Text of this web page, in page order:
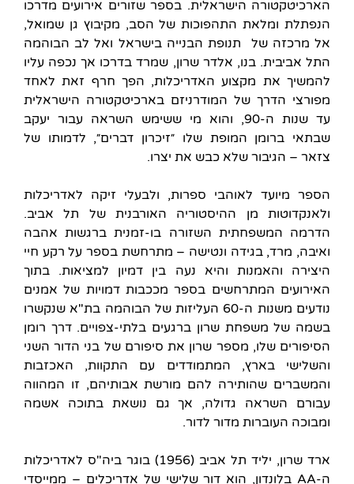
הארכיטקטורה הישראלית. בספר שזורים אירועים מדרכו
הנפתלת ומלאת התהפוכות של הסב, מקיבוץ גן שמואל,
אל מרכזה של תנופת הבנייה בישראל ואל לב הבוהמה
התל אביבית. בנו, אלדר שרון, שמרד בדרכו אך נכפה עליו
להמשיך את מקצוע האדריכלות, הפך חרף זאת לאחד
מפורצי הדרך של המודרניזם בארכיטקטורה הישראלית
עד שנות ה-90, והוא מי ששימש השראה עבור יעקב
שבתאי ברומן המופת שלו ״זיכרון דברים״, לדמותו של
צזאר – הגיבור שלא כבש את יצרו.
הספר מיועד לאוהבי ספרות, ולבעלי זיקה לאדריכלות
ולאנקדוטות מן ההיסטוריה האורבנית של תל אביב.
הדרמה המשפחתית השזורה בו-זמנית ברגשות אהבה
ואיבה, מרד, בגידה ונטישה – מתרחשת בספר על רקע חיי
היצירה והאמנות והיא נעה בין דמיון למציאות. בתוך
האירועים המתרחשים בספר מככבות דמויות של אמנים
נודעים משנות ה-60 העליזות של הבוהמה בת"א שנקשרו
בשמה של משפחת שרון ברגעים בלתי-צפויים. דרך רומן
הסיפורים שלו, מספר שרון את סיפורם של בני הדור השני
והשלישי בארץ, המתמודדים עם התקוות, האכזבות
והמשברים שהותירה להם מורשת אבותיהם, זו המהווה
עבורם השראה גדולה, אך גם נושאת בתוכה אשמה
ומבוכה העוברות מדור לדור.
ארד שרון, יליד תל אביב (1956) בוגר ביה"ס לאדריכלות
ה-AA בלונדון, הוא דור שלישי של אדריכלים – ממייסדי